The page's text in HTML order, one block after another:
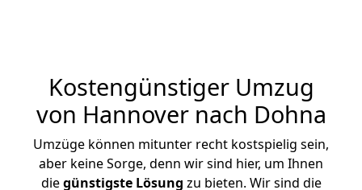
Kostengünstiger Umzug
von Hannover nach Dohna
Umzüge können mitunter recht kostspielig sein,
aber keine Sorge, denn wir sind hier, um Ihnen
diegünstigste Lösung zu bieten. Wir sind die